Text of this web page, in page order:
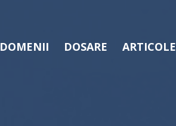
DOMENII DOSARE ARTICOLE